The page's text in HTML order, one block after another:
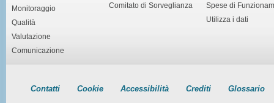
Monitoraggio
Qualità
Valutazione
Comunicazione
Comitato di Sorveglianza
Spese di
Utilizza i dati
Contatti Cookie Accessibilità Crediti Glossario